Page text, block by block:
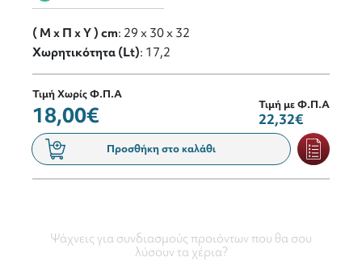
( M x Π x Y ) cm: 29 x 30 x 32
Χωρητικότητα (Lt): 17,2
Τιμή Χωρίς Φ.Π.Α
18,00€ Τιμή με Φ.Π.Α
22,32€
Προσθήκη στο καλάθι
Ψάχνεις για συνδιασμούς προιόντων που θα σου
λύσουν τα χέρια?